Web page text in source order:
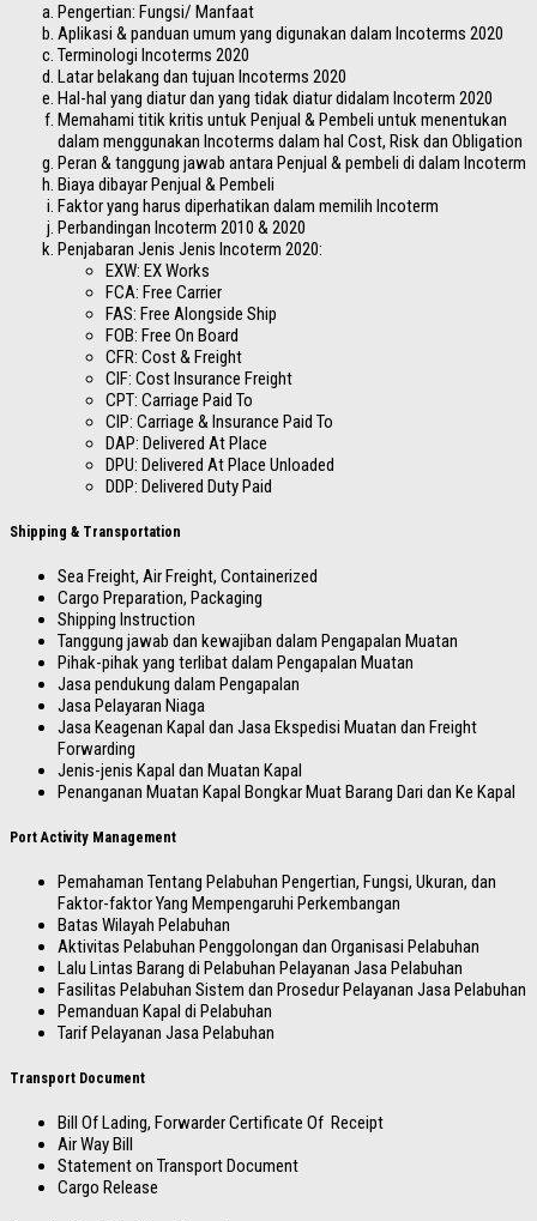
Pengertian: Fungsi/ Manfaat
Aplikasi & panduan umum yang digunakan dalam Incoterms 2020
Terminologi Incoterms 2020
Latar belakang dan tujuan Incoterms 2020
Hal-hal yang diatur dan yang tidak diatur didalam Incoterm 2020
Memahami titik kritis untuk Penjual & Pembeli untuk menentukan
dalam menggunakan Incoterms dalam hal Cost, Risk dan Obligation
Peran & tanggung jawab antara Penjual & pembeli di dalam Incoterm
Biaya dibayar Penjual & Pembeli
Faktor yang harus diperhatikan dalam memilih Incoterm
Perbandingan Incoterm 2010 & 2020
Penjabaran Jenis Jenis Incoterm 2020:
EXW: EX Works
FCA: Free Carrier
FAS: Free Alongside Ship
FOB: Free On Board
CFR: Cost & Freight
CIF: Cost Insurance Freight
CPT: Carriage Paid To
CIP: Carriage & Insurance Paid To
DAP: Delivered At Place
DPU: Delivered At Place Unloaded
DDP: Delivered Duty Paid
Shipping & Transportation
Sea Freight, Air Freight, Containerized
Cargo Preparation, Packaging
Shipping Instruction
Tanggung jawab dan kewajiban dalam Pengapalan Muatan
Pihak-pihak yang terlibat dalam Pengapalan Muatan
Jasa pendukung dalam Pengapalan
Jasa Pelayaran Niaga
Jasa Keagenan Kapal dan Jasa Ekspedisi Muatan dan Freight
Forwarding
Jenis-jenis Kapal dan Muatan Kapal
Penanganan Muatan Kapal Bongkar Muat Barang Dari dan Ke Kapal
Port Activity Management
Pemahaman Tentang Pelabuhan Pengertian, Fungsi, Ukuran, dan
Faktor-faktor Yang Mempengaruhi Perkembangan
Batas Wilayah Pelabuhan
Aktivitas Pelabuhan Penggolongan dan Organisasi Pelabuhan
Lalu Lintas Barang di Pelabuhan Pelayanan Jasa Pelabuhan
Fasilitas Pelabuhan Sistem dan Prosedur Pelayanan Jasa Pelabuhan
Pemanduan Kapal di Pelabuhan
Tarif Pelayanan Jasa Pelabuhan
Transport Document
Bill Of Lading, Forwarder Certificate Of Receipt
Air Way Bill
Statement on Transport Document
Cargo Release